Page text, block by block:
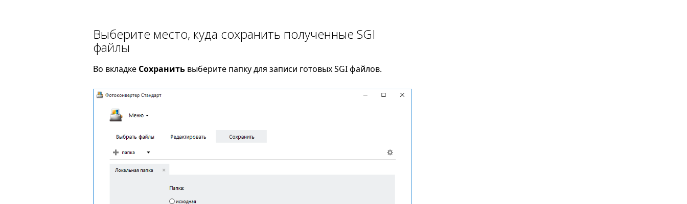
Выберите место, куда сохранить полученные SGI
файлы
Во вкладке Сохранитьвыберите папку для записи готовых SGI файлов.